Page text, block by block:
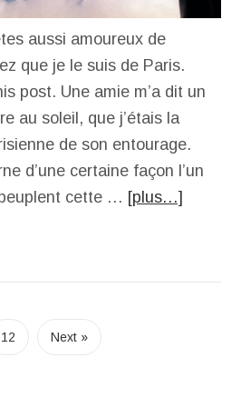
aussi amoureux de
que je le suis de Paris.
post. Une amie m’a dit un
au soleil, que j’étais la
de son entourage.
d’une certaine façon l’un
cette … [plus…]
12 Next »